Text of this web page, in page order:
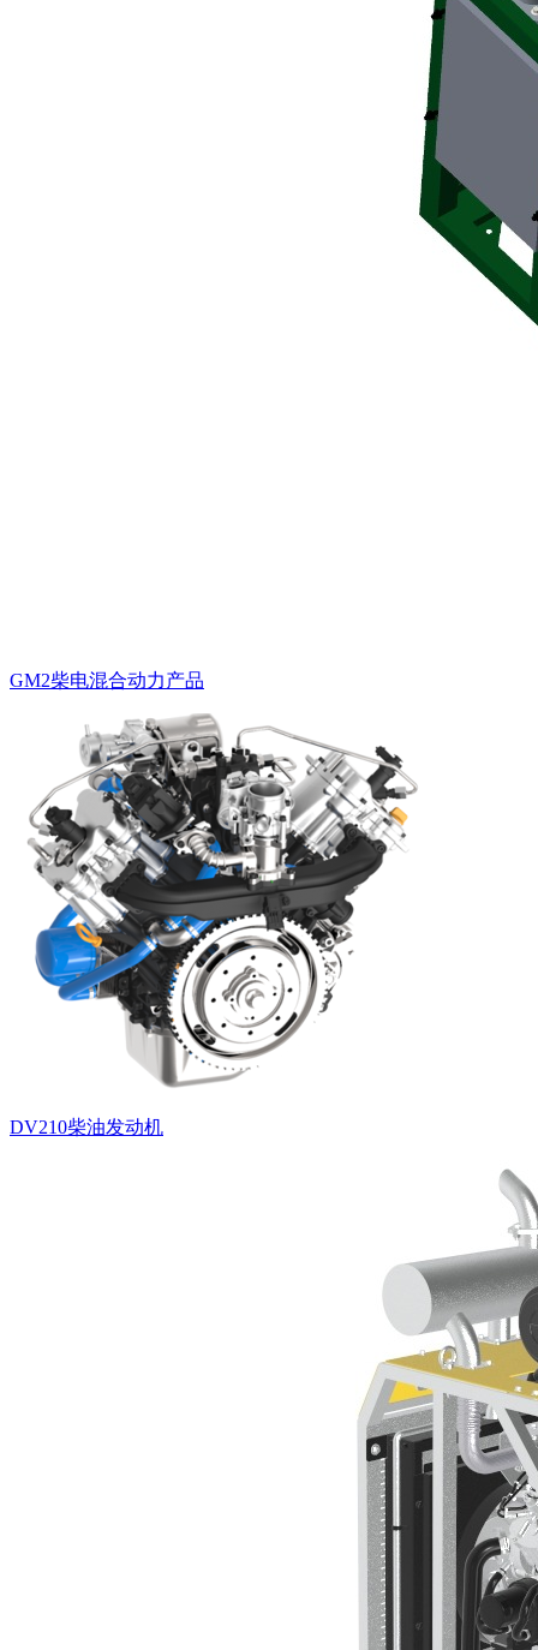
GM2柴电混合动力产品
DV210柴油发动机